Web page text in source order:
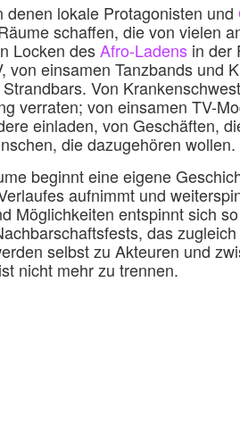
denen lokale Protagonisten und
schaffen, die von vielen
Locken desAfro-Ladens in der
von einsamen Tanzbands und
Von
verraten; von einsamen TV-
einladen, von Geschäften,
die dazugehören wollen.
beginnt eine eigene
aufnimmt und
Möglichkeiten entspinnt sich
das
selbst zu Akteuren und
nicht mehr zu trennen.